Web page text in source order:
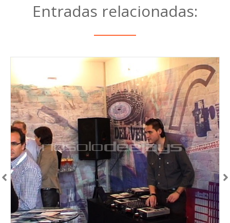
Entradas relacionadas: